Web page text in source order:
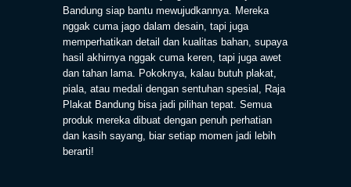
Bandung siap bantu mewujudkannya. Mereka
nggak cuma jago dalam desain, tapi juga
memperhatikan detail dan kualitas bahan, supaya
hasil akhirnya nggak cuma keren, tapi juga awet
dan tahan lama. Pokoknya, kalau butuh plakat,
piala, atau medali dengan sentuhan spesial, Raja
Plakat Bandung bisa jadi pilihan tepat. Semua
produk mereka dibuat dengan penuh perhatian
dan kasih sayang, biar setiap momen jadi lebih
berarti!